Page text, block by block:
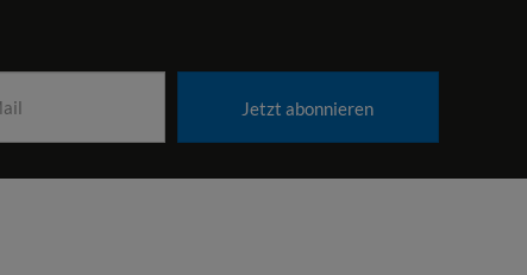
Jetzt abonnieren